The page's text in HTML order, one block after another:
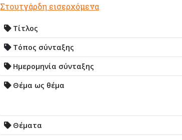
Στουτγάρδη εισερχόμενα
Τίτλος
Τόπος σύνταξης
Ημερομηνία σύνταξης
Θέμα ως θέμα
Θέματα